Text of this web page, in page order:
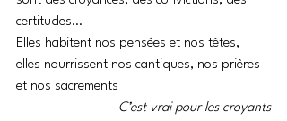
certitudes…
Elles habitent nos pensées et nos têtes,
elles nourrissent nos cantiques, nos prières
et nos sacrements
C’est vrai pour les croyants